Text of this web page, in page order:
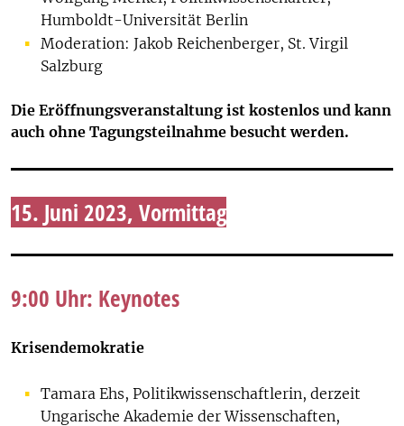
Humboldt-Universität Berlin
Moderation: Jakob Reichenberger, St. Virgil
Salzburg
Die Eröffnungsveranstaltung ist kostenlos und kann
auch ohne Tagungsteilnahme besucht werden.
15. Juni 2023, Vormittag
9:00 Uhr: Keynotes
Krisendemokratie
Tamara Ehs, Politikwissenschaftlerin, derzeit
Ungarische Akademie der Wissenschaften,